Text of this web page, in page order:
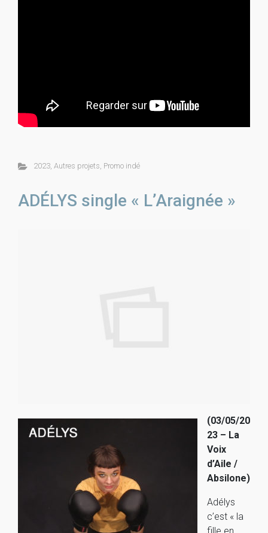
2023, Autres projets, Promo indé
ADÉLYS single « L’Araignée »
(03/05/20
23 – La
Voix
d’Aile /
Absilone)
Adélys
c’est « la